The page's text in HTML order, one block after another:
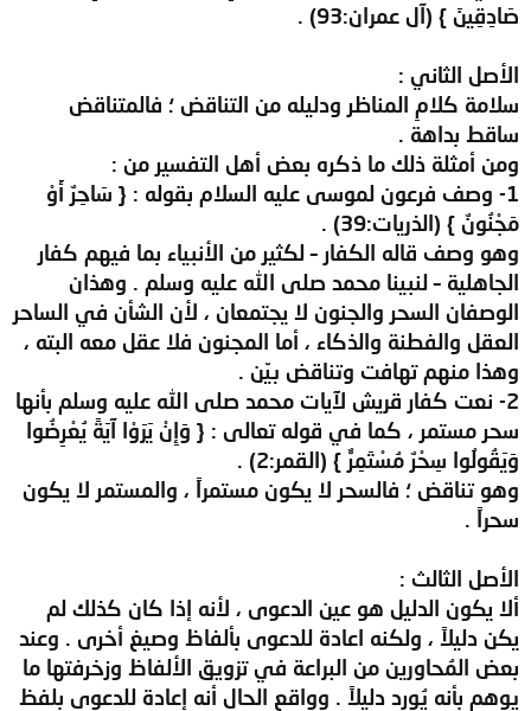
صَادِقِينَ } (آل عمران:93) .
الأصل الثاني :
سلامة كلامِ المناظر ودليله من التناقض ؛ فالمتناقض
ساقط بداهة .
ومن أمثلة ذلك ما ذكره بعض أهل التفسير من :
1- وصف فرعون لموسى عليه السلام بقوله : { سَاحِرٌ أَوْ
مَجْنُونٌ } (الذريات:39) .
وهو وصف قاله الكفار – لكثير من الأنبياء بما فيهم كفار
الجاهلية – لنبينا محمد صلى الله عليه وسلم . وهذان
الوصفان السحر والجنون لا يجتمعان ، لأن الشأن في الساحر
العقل والفطنة والذكاء ، أما المجنون فلا عقل معه البته ،
وهذا منهم تهافت وتناقض بيّن .
2- نعت كفار قريش لآيات محمد صلى الله عليه وسلم بأنها
سحر مستمر ، كما في قوله تعالى : { وَإِنْ يَرَوْا آيَةً يُعْرِضُوا
وَيَقُولُوا سِحْرٌ مُسْتَمِرٌّ } (القمر:2) .
وهو تناقض ؛ فالسحر لا يكون مستمراً ، والمستمر لا يكون
سحراً .
الأصل الثالث :
ألا يكون الدليل هو عين الدعوى ، لأنه إذا كان كذلك لم
يكن دليلاً ، ولكنه اعادة للدعوى بألفاظ وصيغ أخرى . وعند
بعض المُحاورين من البراعة في تزويق الألفاظ وزخرفتها ما
يوهم بأنه يُورد دليلاً . وواقع الحال أنه إعادة للدعوى بلفظ